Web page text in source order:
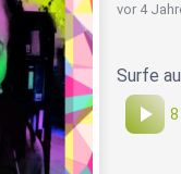
vor 4
Surfe